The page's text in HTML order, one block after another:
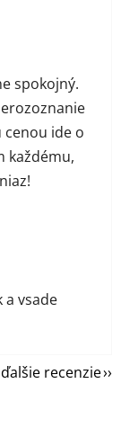
spokojný.
ide o
každému,
vsade
recenzie